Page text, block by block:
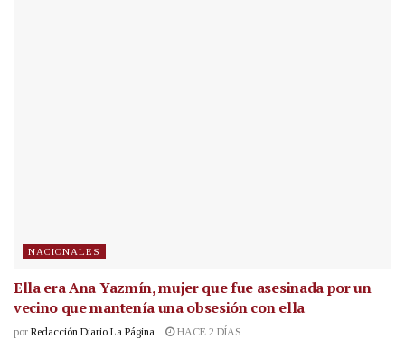
NACIONALES
Ella era Ana Yazmín, mujer que fue asesinada por un
vecino que mantenía una obsesión con ella
por Redacción Diario La Página HACE 2 DÍAS